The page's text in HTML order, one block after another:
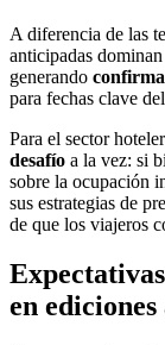
A diferencia de las
anticipadas
generando
para fechas clave
Para el sector
desafío a la vez: si
sobre la ocupación
sus estrategias de
de que los viajeros
en